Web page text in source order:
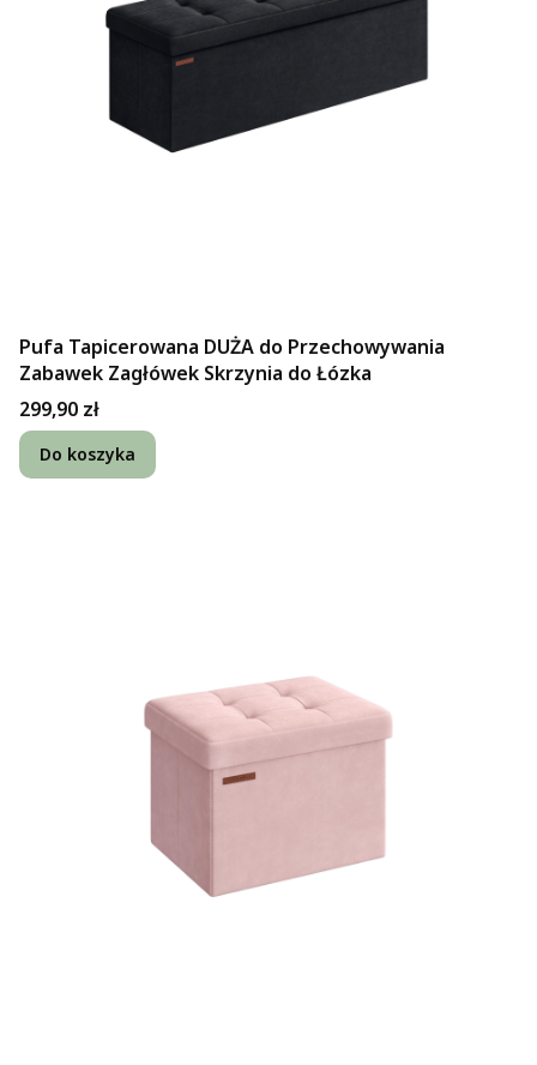
Pufa Tapicerowana DUŻA do Przechowywania
Zabawek Zagłówek Skrzynia do Łózka
Cena
299,90 zł
Do koszyka